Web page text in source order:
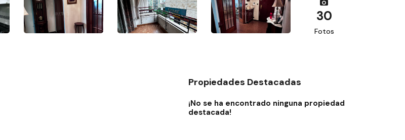
30
Fotos
Propiedades Destacadas
¡No se ha encontrado ninguna propiedad
destacada!